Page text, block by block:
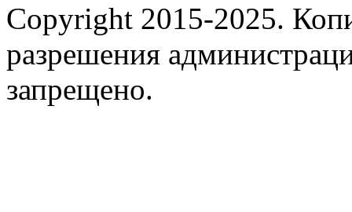
Copyright 2015-2025.
разрешения
запрещено.